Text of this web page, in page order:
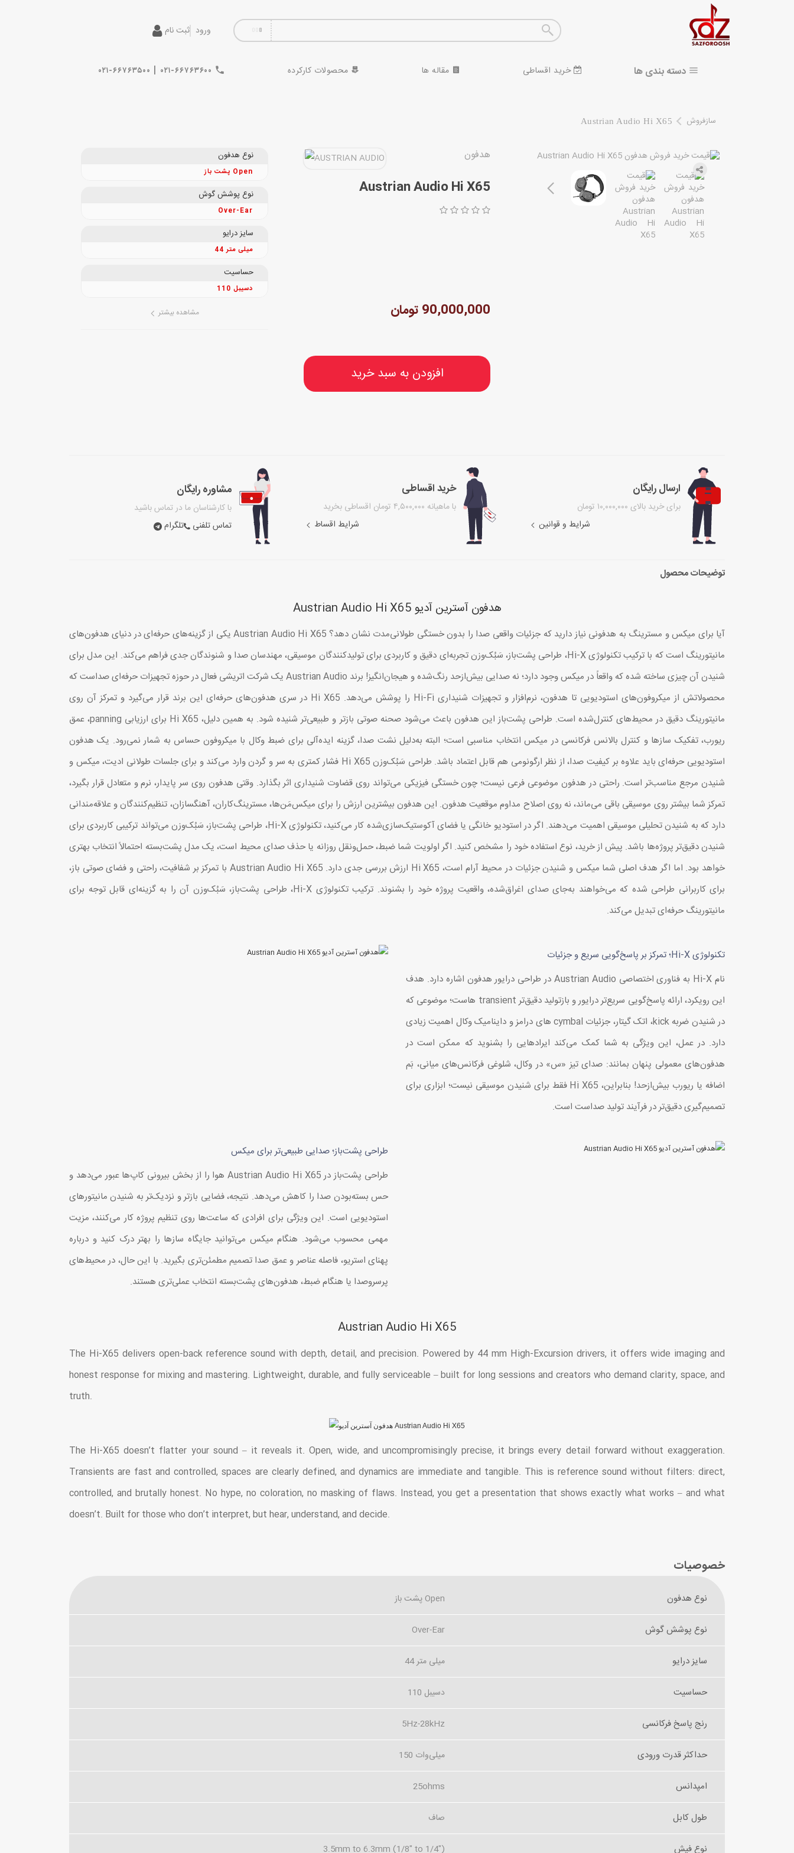
ورود ثبت نام
دسته بندی ها خرید اقساطی مقاله ها محصولات کارکرده ۰۲۱-۶۶۷۶۳۶۰۰ | ۰۲۱-۶۶۷۶۳۵۰۰
سازفروش Austrian Audio Hi X65
هدفون
Austrian Audio Hi X65
90,000,000 تومان
افزودن به سبد خرید
نوع هدفون
پشت باز Open
نوع پوشش گوش
Over-Ear
سایز درایو
44 میلی متر
حساسیت
110 دسیبل
مشاهده بیشتر
ارسال رایگان
برای خرید بالای ۱۰,۰۰۰,۰۰۰ تومان
شرایط و قوانین
خرید اقساطی
با ماهیانه ۴,۵۰۰,۰۰۰ تومان اقساطی بخرید
شرایط اقساط
مشاوره رایگان
با کارشناسان ما در تماس باشید
تماس تلفنی
تلگرام
توضیحات محصول
هدفون آسترین آدیو Austrian Audio Hi X65
آیا برای میکس و مسترینگ به هدفونی نیاز دارید که جزئیات واقعی صدا را بدون خستگی طولانی‌مدت نشان دهد؟ Austrian Audio Hi X65 یکی از گزینه‌های حرفه‌ای در دنیای هدفون‌های
مانیتورینگ است که با ترکیب تکنولوژی Hi-X، طراحی پشت‌باز، سَبُک‌وزن تجربه‌ای دقیق و کاربردی برای تولیدکنندگان موسیقی، مهندسان صدا و شنوندگان جدی فراهم می‌کند. این مدل برای
شنیدن آن چیزی ساخته شده که واقعاً در میکس وجود دارد؛ نه صدایی بیش‌ازحد رنگ‌شده و هیجان‌انگیز! برند Austrian Audio یک شرکت اتریشی فعال در حوزه تجهیزات حرفه‌ای صداست که
محصولاتش از میکروفون‌های استودیویی تا هدفون، نرم‌افزار و تجهیزات شنیداری Hi-Fi را پوشش می‌دهد. Hi X65 در سری هدفون‌های حرفه‌ای این برند قرار می‌گیرد و تمرکز آن روی
مانیتورینگ دقیق در محیط‌های کنترل‌شده است. طراحی پشت‌باز این هدفون باعث می‌شود صحنه صوتی بازتر و طبیعی‌تر شنیده شود. به همین دلیل، Hi X65 برای ارزیابی panning، عمق
ریورب، تفکیک سازها و کنترل بالانس فرکانسی در میکس انتخاب مناسبی است؛ البته به‌دلیل نشت صدا، گزینه ایده‌آلی برای ضبط وکال با میکروفون حساس به شمار نمی‌رود. یک هدفون
استودیویی حرفه‌ای باید علاوه بر کیفیت صدا، از نظر ارگونومی هم قابل اعتماد باشد. طراحی سَبُک‌وزن Hi X65 فشار کمتری به سر و گردن وارد می‌کند و برای جلسات طولانی ادیت، میکس و
شنیدن مرجع مناسب‌تر است. راحتی در هدفون موضوعی فرعی نیست؛ چون خستگی فیزیکی می‌تواند روی قضاوت شنیداری اثر بگذارد. وقتی هدفون روی سر پایدار، نرم و متعادل قرار بگیرد،
تمرکز شما بیشتر روی موسیقی باقی می‌ماند، نه روی اصلاح مداوم موقعیت هدفون. این هدفون بیشترین ارزش را برای میکس‌مَن‌ها، مسترینگ‌کاران، آهنگسازان، تنظیم‌کنندگان و علاقه‌مندانی
دارد که به شنیدن تحلیلی موسیقی اهمیت می‌دهند. اگر در استودیو خانگی یا فضای آکوستیک‌سازی‌شده کار می‌کنید، تکنولوژی Hi-X، طراحی پشت‌باز، سَبُک‌وزن می‌تواند ترکیبی کاربردی برای
شنیدن دقیق‌تر پروژه‌ها باشد. پیش از خرید، نوع استفاده خود را مشخص کنید. اگر اولویت شما ضبط، حمل‌ونقل روزانه یا حذف صدای محیط است، یک مدل پشت‌بسته احتمالاً انتخاب بهتری
خواهد بود. اما اگر هدف اصلی شما میکس و شنیدن جزئیات در محیط آرام است، Hi X65 ارزش بررسی جدی دارد. Austrian Audio Hi X65 با تمرکز بر شفافیت، راحتی و فضای صوتی باز،
برای کاربرانی طراحی شده که می‌خواهند به‌جای صدای اغراق‌شده، واقعیت پروژه خود را بشنوند. ترکیب تکنولوژی Hi-X، طراحی پشت‌باز، سَبُک‌وزن آن را به گزینه‌ای قابل توجه برای
مانیتورینگ حرفه‌ای تبدیل می‌کند.
تکنولوژی Hi-X؛ تمرکز بر پاسخ‌گویی سریع و جزئیات
نام Hi-X به فناوری اختصاصی Austrian Audio در طراحی درایور هدفون اشاره دارد. هدف
این رویکرد، ارائه پاسخ‌گویی سریع‌تر درایور و بازتولید دقیق‌تر transient هاست؛ موضوعی که
در شنیدن ضربه kick، اتک گیتار، جزئیات cymbal های درامز و داینامیک وکال اهمیت زیادی
دارد. در عمل، این ویژگی به شما کمک می‌کند ایرادهایی را بشنوید که ممکن است در
هدفون‌های معمولی پنهان بمانند: صدای تیز «س» در وکال، شلوغی فرکانس‌های میانی، بَم
اضافه یا ریورب بیش‌ازحد! بنابراین، Hi X65 فقط برای شنیدن موسیقی نیست؛ ابزاری برای
تصمیم‌گیری دقیق‌تر در فرآیند تولید صداست است.
طراحی پشت‌باز؛ صدایی طبیعی‌تر برای میکس
طراحی پشت‌باز در Austrian Audio Hi X65 هوا را از بخش بیرونی کاپ‌ها عبور می‌دهد و
حس بسته‌بودن صدا را کاهش می‌دهد. نتیجه، فضایی بازتر و نزدیک‌تر به شنیدن مانیتورهای
استودیویی است. این ویژگی برای افرادی که ساعت‌ها روی تنظیم پروژه کار می‌کنند، مزیت
مهمی محسوب می‌شود. هنگام میکس می‌توانید جایگاه سازها را بهتر درک کنید و درباره
پهنای استریو، فاصله عناصر و عمق صدا تصمیم مطمئن‌تری بگیرید. با این حال، در محیط‌های
پرسر‌وصدا یا هنگام ضبط، هدفون‌های پشت‌بسته انتخاب عملی‌تری هستند.
Austrian Audio Hi X65
The Hi-X65 delivers open-back reference sound with depth, detail, and precision. Powered by 44 mm High-Excursion drivers, it offers wide imaging and
honest response for mixing and mastering. Lightweight, durable, and fully serviceable – built for long sessions and creators who demand clarity, space, and
truth.
The Hi-X65 doesn’t flatter your sound – it reveals it. Open, wide, and uncompromisingly precise, it brings every detail forward without exaggeration.
Transients are fast and controlled, spaces are clearly defined, and dynamics are immediate and tangible. This is reference sound without filters: direct,
controlled, and brutally honest. No hype, no coloration, no masking of flaws. Instead, you get a presentation that shows exactly what works – and what
doesn’t. Built for those who don’t interpret, but hear, understand, and decide.
خصوصیات
نوع هدفون پشت باز Open
نوع پوشش گوش Over-Ear
سایز درایو 44 میلی متر
حساسیت 110 دسیبل
رنج پاسخ فرکانسی 5Hz-28kHz
حداکثر قدرت ورودی 150 میلی‌وات
امپدانس 25ohms
طول کابل صاف
نوع فیش 3.5mm to 6.3mm (1/8" to 1/4")